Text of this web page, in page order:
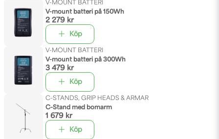
V-MOUNT BATTERI
V-mount batteri på 150Wh
2 279 kr
Köp
V-MOUNT BATTERI
V-mount batteri på 300Wh
3 479 kr
Köp
C-STANDS, GRIP HEADS & ARMAR
C-Stand med bomarm
1 679 kr
Köp